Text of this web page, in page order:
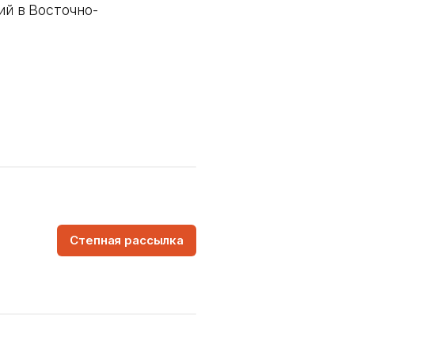
в Восточно-
Степная рассылка